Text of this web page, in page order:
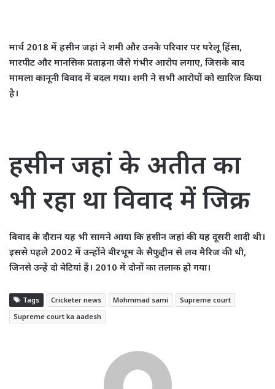
मार्च 2018 में हसीन जहां ने शमी और उनके परिवार पर घरेलू हिंसा,
मारपीट और मानसिक प्रताड़ना जैसे गंभीर आरोप लगाए, जिसके बाद
मामला कानूनी विवाद में बदल गया। शमी ने सभी आरोपों को खारिज किया
है।
हसीन जहां के अतीत का
भी रहा था विवाद में जिक्र
विवाद के दौरान यह भी सामने आया कि हसीन जहां की यह दूसरी शादी थी।
इससे पहले 2002 में उन्होंने बीरभूम के सैफुद्दीन से लव मैरिज की थी,
जिनसे उन्हें दो बेटियां हैं। 2010 में दोनों का तलाक हो गया।
Tags Cricketer news Mohmmad sami
Supreme court
Supreme court ka aadesh